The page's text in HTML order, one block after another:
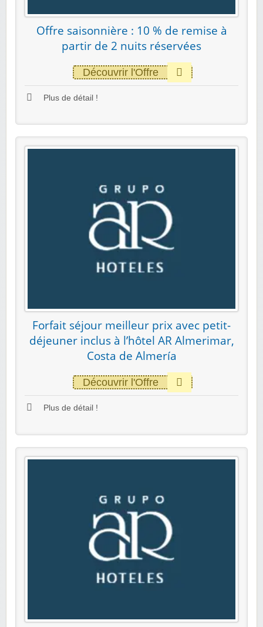
Offre saisonnière : 10 % de remise à
partir de 2 nuits réservées
Découvrir l'Offre
Plus de détail !
Forfait séjour meilleur prix avec petit-
déjeuner inclus à l’hôtel AR Almerimar,
Costa de Almería
Découvrir l'Offre
Plus de détail !